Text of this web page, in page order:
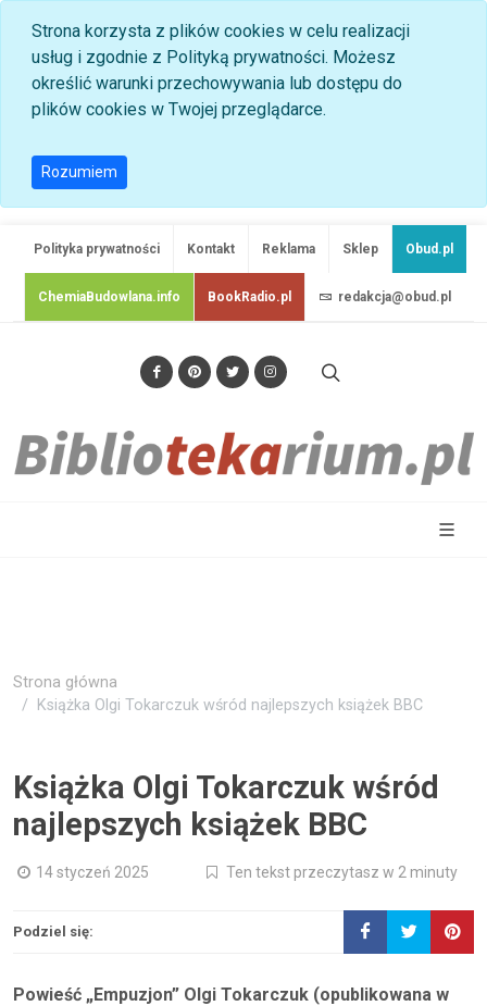
Strona korzysta z plików cookies w celu realizacji
usług i zgodnie z Polityką prywatności. Możesz
określić warunki przechowywania lub dostępu do
plików cookies w Twojej przeglądarce.
Rozumiem
Polityka prywatności Kontakt Reklama Sklep Obud.pl
ChemiaBudowlana.info BookRadio.pl redakcja@obud.pl
Strona główna
Książka Olgi Tokarczuk wśród najlepszych książek BBC
Książka Olgi Tokarczuk wśród
najlepszych książek BBC
14 styczeń 2025 Ten tekst przeczytasz w 2 minuty
Podziel się:
Powieść „Empuzjon” Olgi Tokarczuk (opublikowana w